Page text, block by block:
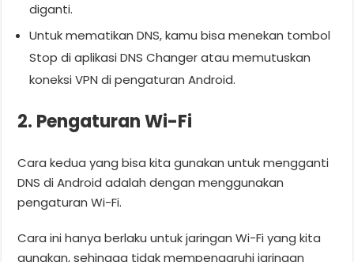
diganti.
Untuk mematikan DNS, kamu bisa menekan tombol
Stop di aplikasi DNS Changer atau memutuskan
koneksi VPN di pengaturan Android.
2. Pengaturan Wi-Fi
Cara kedua yang bisa kita gunakan untuk mengganti
DNS di Android adalah dengan menggunakan
pengaturan Wi-Fi.
Cara ini hanya berlaku untuk jaringan Wi-Fi yang kita
gunakan, sehingga tidak mempengaruhi jaringan